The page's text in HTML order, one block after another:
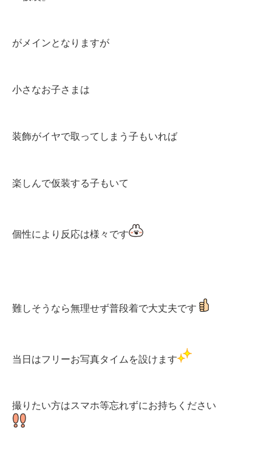
がメインとなりますが
小さなお子さまは
装飾がイヤで取ってしまう子もいれば
楽しんで仮装する子もいて
個性により反応は様々です
難しそうなら無理せず普段着で大丈夫です
当日はフリーお写真タイムを設けます
撮りたい方はスマホ等忘れずにお持ちください